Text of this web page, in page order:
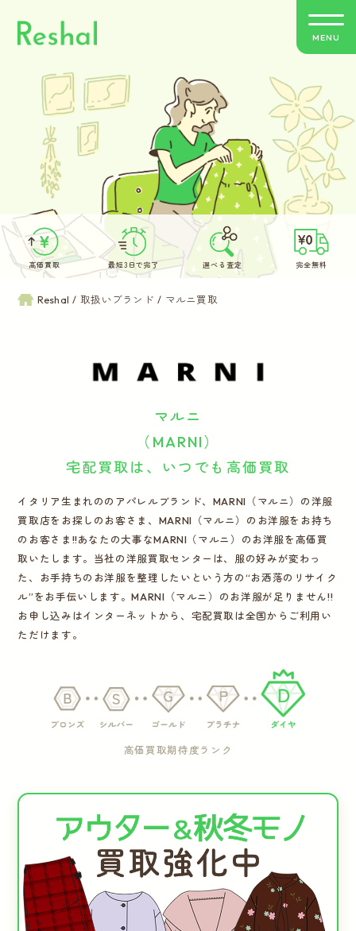
リシャールの特徴
買取方法のご案内
取扱いブランド
よくあるご質問
お客さまの声
運営会社
ログイン お問い合わせ
MENU
高価買取 最短3日で完了 選べる査定 完全無料
Reshal 取扱いブランド マルニ買取
マルニ
（MARNI）
宅配買取は、いつでも高価買取
イタリア生まれののアパレルブランド、MARNI（マルニ）の洋服
買取店をお探しのお客さま、MARNI（マルニ）のお洋服をお持ち
のお客さま!!あなたの大事なMARNI（マルニ）のお洋服を高価買
取いたします。当社の洋服買取センターは、服の好みが変わっ
た、お手持ちのお洋服を整理したいという方の“お洒落のリサイク
ル”をお手伝いします。MARNI（マルニ）のお洋服が足りません!!
お申し込みはインターネットから、宅配買取は全国からご利用い
ただけます。
高価買取期待度ランク